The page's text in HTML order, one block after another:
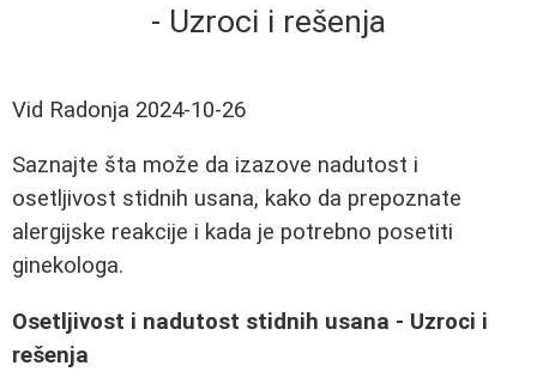
- Uzroci i rešenja
Vid Radonja 2024-10-26
Saznajte šta može da izazove nadutost i
osetljivost stidnih usana, kako da prepoznate
alergijske reakcije i kada je potrebno posetiti
ginekologa.
Osetljivost i nadutost stidnih usana - Uzroci i
rešenja